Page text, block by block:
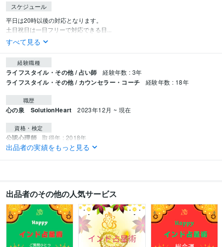
スケジュール
平日は20時以後の対応となります。
土日祝日は一日フリーで対応できる日...
すべて見る
経験職種
ライフスタイル・その他 / 占い師 経験年数 : 3年
ライフスタイル・その他 / カウンセラー・コーチ 経験年数 : 18年
職歴
心の泉 SolutionHeart 2023年12月 ~ 現在
資格・検定
公認心理師 取得年 : 2018年
精神保健福祉士 取得年 : 2006年
得意分野
悩み相談・カウンセリング 心理カウンセリング
悩み 愚痴 相談 心理
インド占星術
相談 悩み 占星術 ビジネス運
出品者の実績をもっと見る
出品者のその他の人気サービス